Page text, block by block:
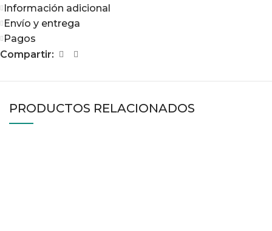
Información adicional
Envío y entrega
Pagos
Compartir:
PRODUCTOS RELACIONADOS